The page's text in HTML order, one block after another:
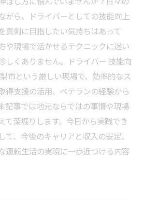
がら、ドライバーとしての技能向上
真剣に目指したい気持ちはあって
や現場で活かせるテクニックに迷い
しくありません。ドライバー 技能向
市という厳しい現場で、効率的なス
得支援の活用、ベテランの経験から
記事では地元ならではの事情や現場
て深堀りします。今日から実践でき
て、今後のキャリアと収入の安定、
運転生活の実現に一歩近づける内容